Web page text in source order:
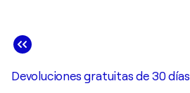
Devoluciones gratuitas de 30 días